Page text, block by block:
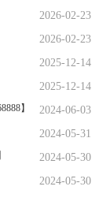
2026-02-23
2026-02-23
2025-12-14
2025-12-14
2024-06-03
】
2024-05-31
2024-05-30
2024-05-30